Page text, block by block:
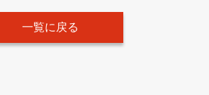
一覧に戻る